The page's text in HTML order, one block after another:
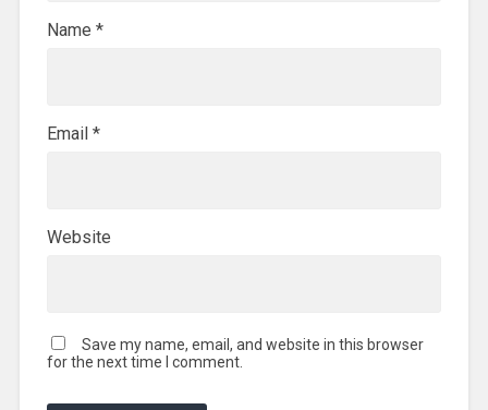
Name *
Email *
Website
Save my name, email, and website in this browser
for the next time I comment.